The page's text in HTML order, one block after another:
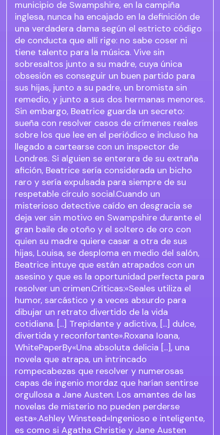
municipio de Swampshire, en la campiña
inglesa, nunca ha encajado en la definición de
una verdadera dama según el estricto código
de conducta que allí rige: no sabe coser ni
tiene talento para la música. Vive sin
sobresaltos junto a su madre, cuya única
obsesión es conseguir un buen partido para
sus hijas, junto a su padre, un bromista sin
remedio, y junto a sus dos hermanas menores.
Sin embargo, Beatrice guarda un secreto:
sueña con resolver casos de crímenes reales
sobre los que lee en el periódico e incluso ha
llegado a cartearse con un inspector de
Londres. Si alguien se enterara de su extraña
afición, Beatrice sería considerada un bicho
raro y sería expulsada para siempre de su
respetable círculo social.Cuando un
misterioso detective caído en desgracia se
deja ver sin motivo en Swampshire durante el
gran baile de otoño y el soltero de oro con
quien su madre quiere casar a otra de sus
hijas, Louisa, se desploma en medio del salón,
Beatrice intuye que están atrapados con un
asesino y que es la oportunidad perfecta para
resolver un crimen.Críticas:«Seales utiliza el
humor, sarcástico y a veces absurdo para
dibujar un retrato divertido de la vida
cotidiana. [...] Trepidante y adictiva, [...] dulce,
divertida y reconfortante».Roxana Ioana,
WhitePaperBy«Una absoluta delicia [...], una
novela que atrapa, un intrincado
rompecabezas que resolver y numerosas
capas de ingenio mordaz que harían sentirse
orgullosa a Jane Austen. Los amantes de las
novelas de misterio no pueden perderse
esta».Ashley Winstead«Ingenioso e inteligente,
es como si Agatha Christie y Jane Austen